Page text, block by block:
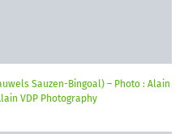
Sauzen-Bingoal) – Photo : Alain
VDP Photography